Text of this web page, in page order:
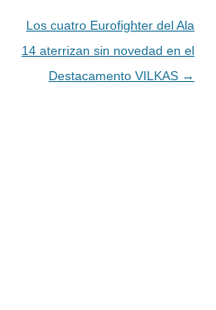
Los cuatro Eurofighter del Ala
14 aterrizan sin novedad en el
Destacamento VILKAS →